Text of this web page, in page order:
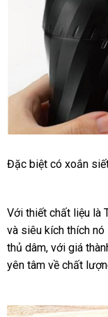
mãn
hoa
xách
tay
với
Tenga
Air
chiết
Đặc biệt có xoắn
Với thiết chất liệu là
và siêu kích thích nó
thủ dâmcó
nên
, đại
lý
với giá
yên tâm về chất